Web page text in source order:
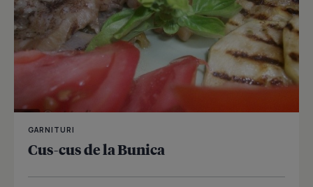
GARNITURI
Cus-cus de la Bunica